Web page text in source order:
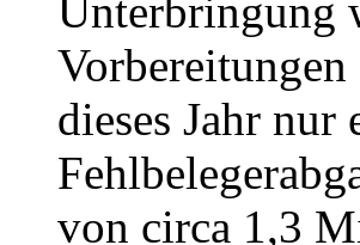
Unterbringung
dieses Jahr
von circa 1,3